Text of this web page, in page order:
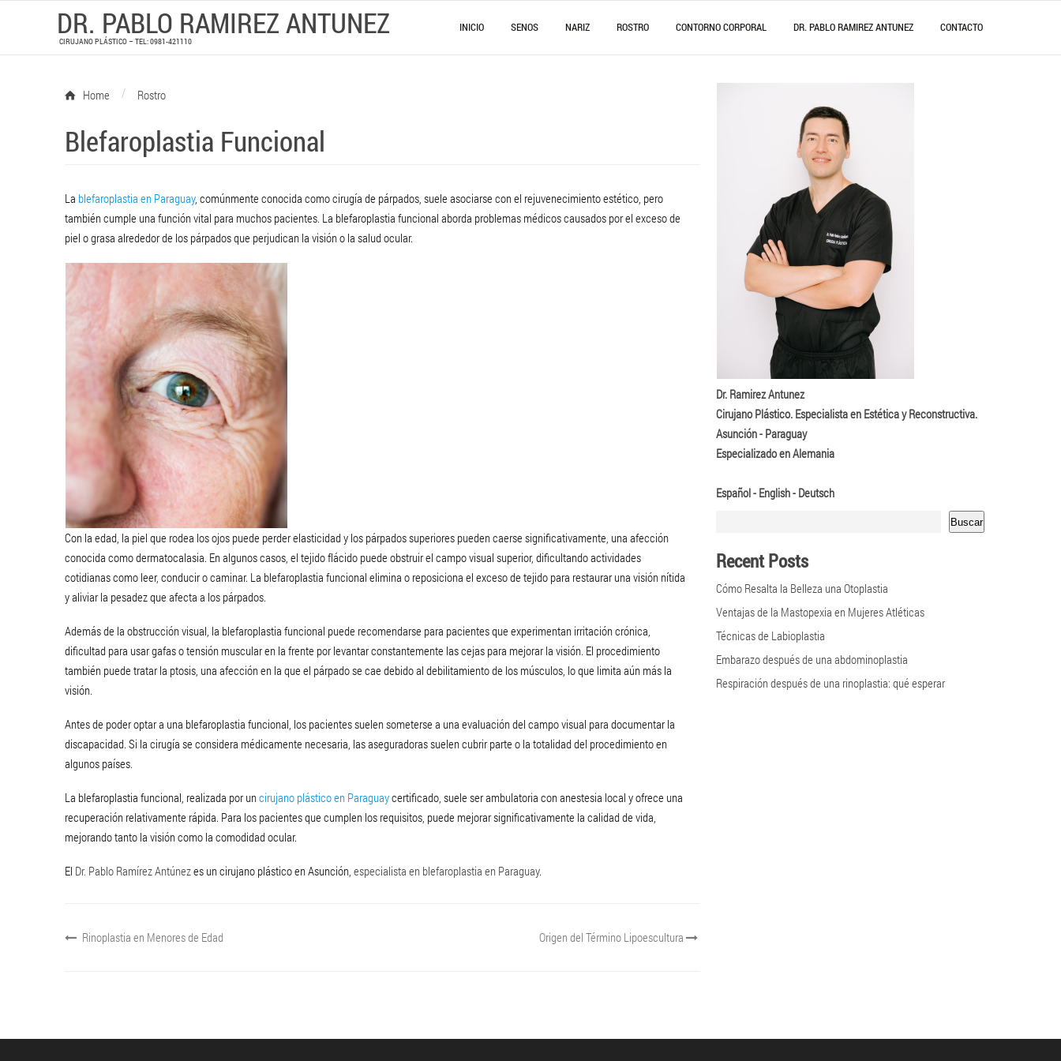
DR. PABLO RAMIREZ ANTUNEZ
CIRUJANO PLÁSTICO – TEL: 0981-421110
INICIO SENOS NARIZ ROSTRO CONTORNO CORPORAL DR. PABLO RAMIREZ ANTUNEZ CONTACTO
Home / Rostro
Blefaroplastia Funcional
La blefaroplastia en Paraguay, comúnmente conocida como cirugía de párpados, suele asociarse con el rejuvenecimiento estético, pero
también cumple una función vital para muchos pacientes. La blefaroplastia funcional aborda problemas médicos causados ​​por el exceso de
piel o grasa alrededor de los párpados que perjudican la visión o la salud ocular.
Con la edad, la piel que rodea los ojos puede perder elasticidad y los párpados superiores pueden caerse significativamente, una afección
conocida como dermatocalasia. En algunos casos, el tejido flácido puede obstruir el campo visual superior, dificultando actividades
cotidianas como leer, conducir o caminar. La blefaroplastia funcional elimina o reposiciona el exceso de tejido para restaurar una visión nítida
y aliviar la pesadez que afecta a los párpados.
Además de la obstrucción visual, la blefaroplastia funcional puede recomendarse para pacientes que experimentan irritación crónica,
dificultad para usar gafas o tensión muscular en la frente por levantar constantemente las cejas para mejorar la visión. El procedimiento
también puede tratar la ptosis, una afección en la que el párpado se cae debido al debilitamiento de los músculos, lo que limita aún más la
visión.
Antes de poder optar a una blefaroplastia funcional, los pacientes suelen someterse a una evaluación del campo visual para documentar la
discapacidad. Si la cirugía se considera médicamente necesaria, las aseguradoras suelen cubrir parte o la totalidad del procedimiento en
algunos países.
La blefaroplastia funcional, realizada por uncirujano plástico en Paraguaycertificado, suele ser ambulatoria con anestesia local y ofrece una
recuperación relativamente rápida. Para los pacientes que cumplen los requisitos, puede mejorar significativamente la calidad de vida,
mejorando tanto la visión como la comodidad ocular.
El Dr. Pablo Ramírez Antúnezes un cirujano plástico en Asunción, especialista en blefaroplastia en Paraguay.
Rinoplastia en Menores de Edad Origen del Término Lipoescultura
Dr. Ramirez Antunez
Cirujano Plástico. Especialista en Estética y Reconstructiva.
Asunción - Paraguay
Especializado en Alemania
Español - English - Deutsch
Buscar
Recent Posts
Cómo Resalta la Belleza una Otoplastia
Ventajas de la Mastopexia en Mujeres Atléticas
Técnicas de Labioplastia
Embarazo después de una abdominoplastia
Respiración después de una rinoplastia: qué esperar